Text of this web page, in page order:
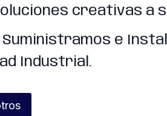
creativas a
e
Industrial.